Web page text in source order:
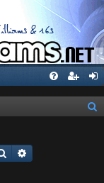
Rechercher